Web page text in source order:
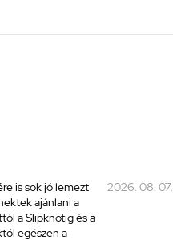
is sok jó lemezt
ajánlani a
a Slipknotig és a
egészen a
2026. 08. 07.